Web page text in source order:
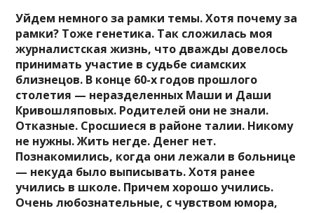
Уйдем немного за рамки темы. Хотя почему за
рамки? Тоже генетика. Так сложилась моя
журналистская жизнь, что дважды довелось
принимать участие в судьбе сиамских
близнецов. В конце 60-х годов прошлого
столетия — неразделенных Маши и Даши
Кривошляповых. Родителей они не знали.
Отказные. Сросшиеся в районе талии. Никому
не нужны. Жить негде. Денег нет.
Познакомились, когда они лежали в больнице
— некуда было выписывать. Хотя ранее
учились в школе. Причем хорошо учились.
Очень любознательные, с чувством юмора,